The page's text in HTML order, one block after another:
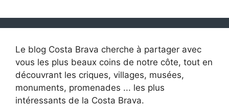
Le blog Costa Brava cherche à partager avec
vous les plus beaux coins de notre côte, tout en
découvrant les criques, villages, musées,
monuments, promenades ... les plus
intéressants de la Costa Brava.